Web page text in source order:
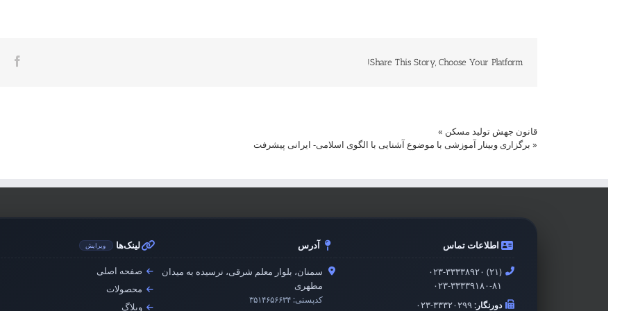
Share This Story, Choose Your Platform!
قانون جهش تولید مسکن »
« برگزاری وبینار آموزشی با موضوع آشنایی با الگوی اسلامی- ایرانی پیشرفت
اطلاعات تماس
۰۲۳-۳۳۳۳۸۹۲۰ (۲۱)
۰۲۳-۳۳۳۳۹۱۸۰-۸۱
دورنگار:۰۲۳-۳۳۳۲۰۲۹۹
آدرس
سمنان، بلوار معلم شرقی، نرسیده به میدان
مطهری
کدپستی:۳۵۱۴۶۵۶۶۳۴
لینک‌ها ویرایش
صفحه اصلی
محصولات
وبلاگ